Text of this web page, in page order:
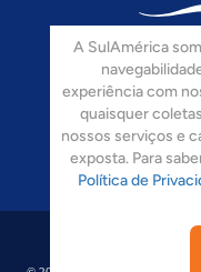
A SulAmérica
experiência com
quaisquer
nossos serviços e
exposta. Para
Política de